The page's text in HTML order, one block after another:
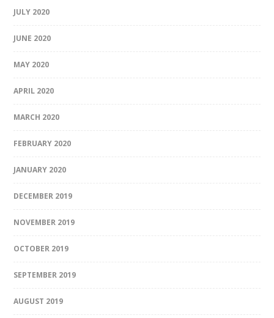
JULY 2020
JUNE 2020
MAY 2020
APRIL 2020
MARCH 2020
FEBRUARY 2020
JANUARY 2020
DECEMBER 2019
NOVEMBER 2019
OCTOBER 2019
SEPTEMBER 2019
AUGUST 2019